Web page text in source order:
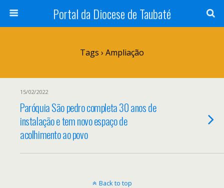
Portal da Diocese de Taubaté
Tags › Ampliação
15/02/2022
Paróquia São pedro completa 30 anos de
instalação e tem novo espaço de
acolhimento ao povo
Back to top